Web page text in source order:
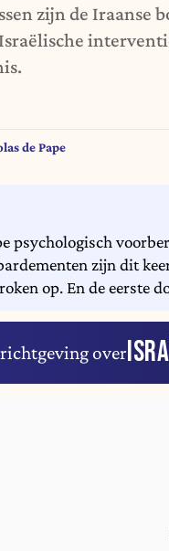
zijn de Iraanse
de Pape
psychologisch
zijn dit
op. En de eerste
over